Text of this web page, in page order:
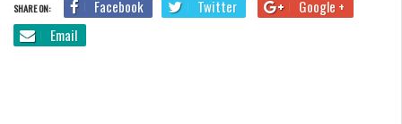
SHARE ON: Facebook Twitter
Google +
Email